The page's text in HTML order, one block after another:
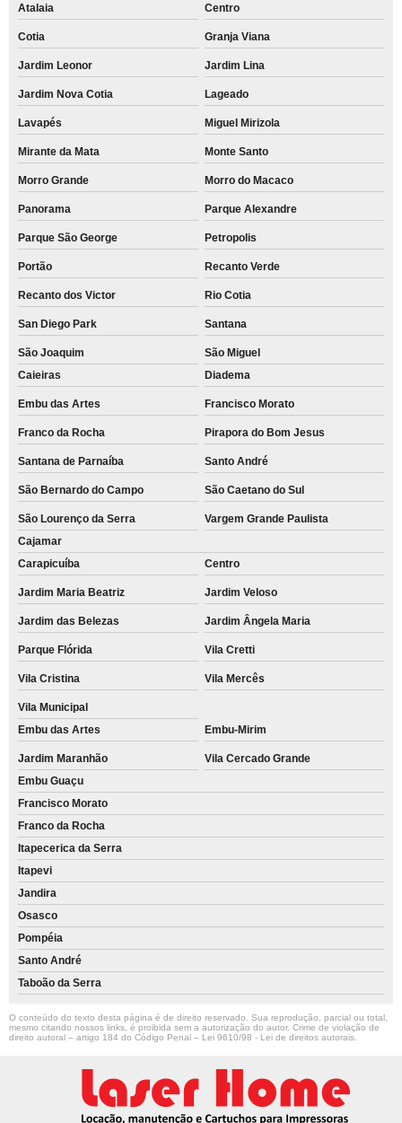
Atalaia Centro
Cotia Granja Viana
Jardim Leonor Jardim Lina
Jardim Nova Cotia Lageado
Lavapés Miguel Mirizola
Mirante da Mata Monte Santo
Morro Grande Morro do Macaco
Panorama Parque Alexandre
Parque São George Petropolis
Portão Recanto Verde
Recanto dos Victor Rio Cotia
San Diego Park Santana
São Joaquim
São Miguel
Caieiras
Diadema
Embu das Artes Francisco Morato
Franco da Rocha Pirapora do Bom Jesus
Santana de Parnaíba Santo André
São Bernardo do Campo São Caetano do Sul
São Lourenço da Serra
Vargem Grande Paulista
Cajamar
Carapicuíba
Centro
Jardim Maria Beatriz Jardim Veloso
Jardim das Belezas Jardim Ângela Maria
Parque Flórida Vila Cretti
Vila Cristina Vila Mercês
Vila Municipal
Embu das Artes
Embu-Mirim
Jardim Maranhão
Vila Cercado Grande
Embu Guaçu
Francisco Morato
Franco da Rocha
Itapecerica da Serra
Itapevi
Jandira
Osasco
Pompéia
Santo André
Taboão da Serra
O conteúdo do texto desta página é de direito reservado. Sua reprodução, parcial ou total,
mesmo citando nossos links, é proibida sem a autorização do autor. Crime de violação de
direito autoral – artigo 184 do Código Penal – Lei 9610/98 - Lei de direitos autorais